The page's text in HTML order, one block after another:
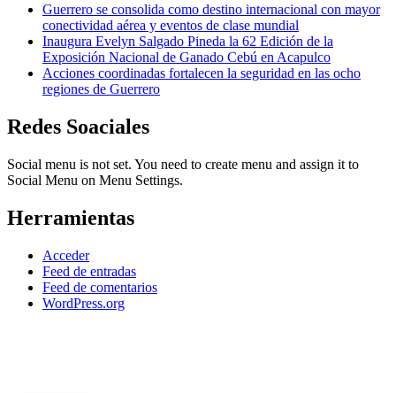
Guerrero se consolida como destino internacional con mayor
conectividad aérea y eventos de clase mundial
Inaugura Evelyn Salgado Pineda la 62 Edición de la
Exposición Nacional de Ganado Cebú en Acapulco
Acciones coordinadas fortalecen la seguridad en las ocho
regiones de Guerrero
Redes Soaciales
Social menu is not set. You need to create menu and assign it to
Social Menu on Menu Settings.
Herramientas
Acceder
Feed de entradas
Feed de comentarios
WordPress.org